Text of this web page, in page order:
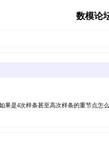
数模论
果是4次样条甚至高次样条的重节点怎